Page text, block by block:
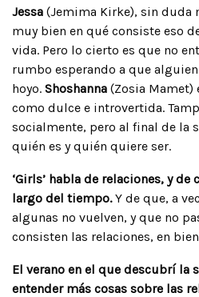
Jessa (Jemima Kirke), sin duda
muy bien en qué consiste eso
vida. Pero lo cierto es que no
rumbo esperando a que
hoyo. Shoshanna (Zosia Mamet)
como dulce e introvertida.
socialmente, pero al final de la
quién es y quién quiere ser.
‘Girls’ habla de relaciones, y
largo del tiempo.Y de que, a
algunas no vuelven, y que no
consisten las relaciones, en
El verano en el que descubrí la
entender más cosas sobre las